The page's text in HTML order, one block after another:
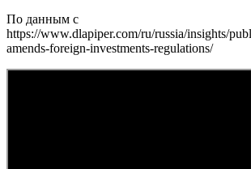
По данным с
https://www.dlapiper.com/ru/russia/insights/
amends-foreign-investments-regulations/